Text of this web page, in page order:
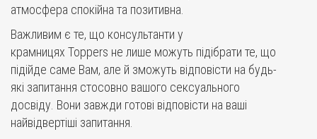
атмосфера спокійна та позитивна.
Важливим є те, що консультанти у
крамницях Toppers не лише можуть підібрати те, що
підійде саме Вам, але й зможуть відповісти на будь-
які запитання стосовно вашого сексуального
досвіду. Вони завжди готові відповісти на ваші
найвідвертіші запитання.